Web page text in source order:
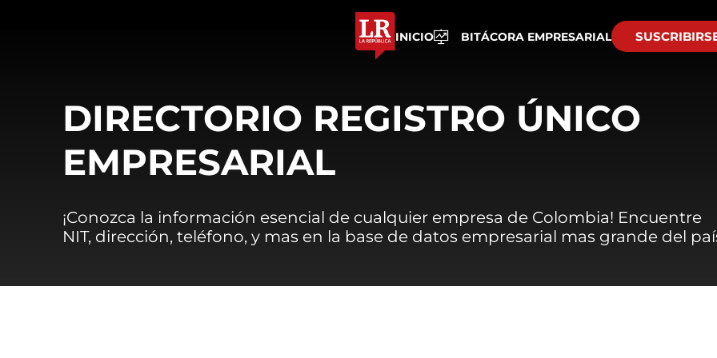
INICIO BITÁCORA EMPRESARIAL
DIRECTORIO REGISTRO ÚNICO
EMPRESARIAL
¡Conozca la información esencial de cualquier empresa de Colombia! Encuentre
NIT, dirección, teléfono, y mas en la base de datos empresarial mas grande del